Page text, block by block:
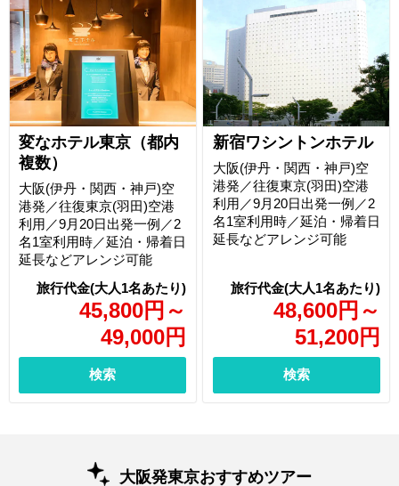
変なホテル東京（都内
複数）
45,800円 ～
49,000円
大阪(伊丹・関西・神戸)空
港発／往復東京(羽田)空港
利用／9月20日出発一例／2
名1室利用時／延泊・帰着日
延長などアレンジ可能
検索
新宿ワシントンホテル
48,600円 ～
51,200円
大阪(伊丹・関西・神戸)空
港発／往復東京(羽田)空港
利用／9月20日出発一例／2
名1室利用時／延泊・帰着日
延長などアレンジ可能
検索
大阪発東京おすすめツアー